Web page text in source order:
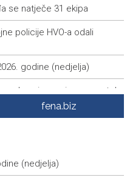
se natječe 31 ekipa
policije HVO-a odali
godine (nedjelja)
da osigura siguran protok
moreuz će ostati
Teherana
o novoj Hormuškoj
fena.biz
(nedjelja)